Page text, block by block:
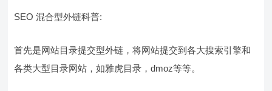
SEO 混合型外链科普:
首先是网站目录提交型外链，将网站提交到各大搜索引擎和
各类大型目录网站，如雅虎目录，dmoz等等。